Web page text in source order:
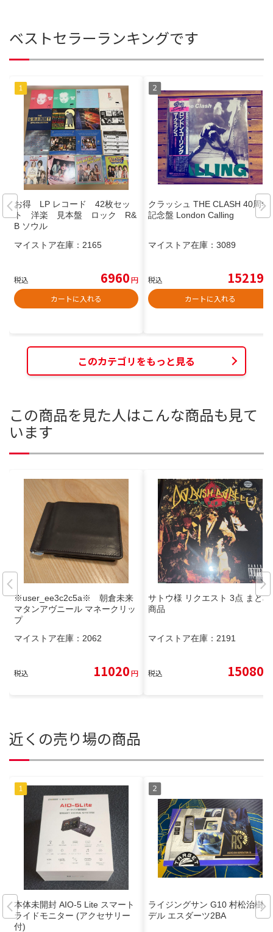
ベストセラーランキングです
お得 LP レコード 42枚セッ
ト 洋楽 見本盤 ロック R&
B ソウル
マイストア在庫： 2165
税込 6960円
カートに入れる
クラッシュ THE CLASH 40周年
記念盤 London Calling
マイストア在庫： 3089
税込 15219
カートに入れる
このカテゴリをもっと見る
この商品を見た人はこんな商品も見て
います
※user_ee3c2c5a※ 朝倉未来
マタンアヴニール マネークリッ
プ
マイストア在庫： 2062
税込 11020円
サトウ様 リクエスト 3点 まとめ
商品
マイストア在庫： 2191
税込 15080
近くの売り場の商品
本体未開封 AIO-5 Lite スマート
ライドモニター (アクセサリー
付)
ライジングサン G10 村松治樹モ
デル エスダーツ2BA